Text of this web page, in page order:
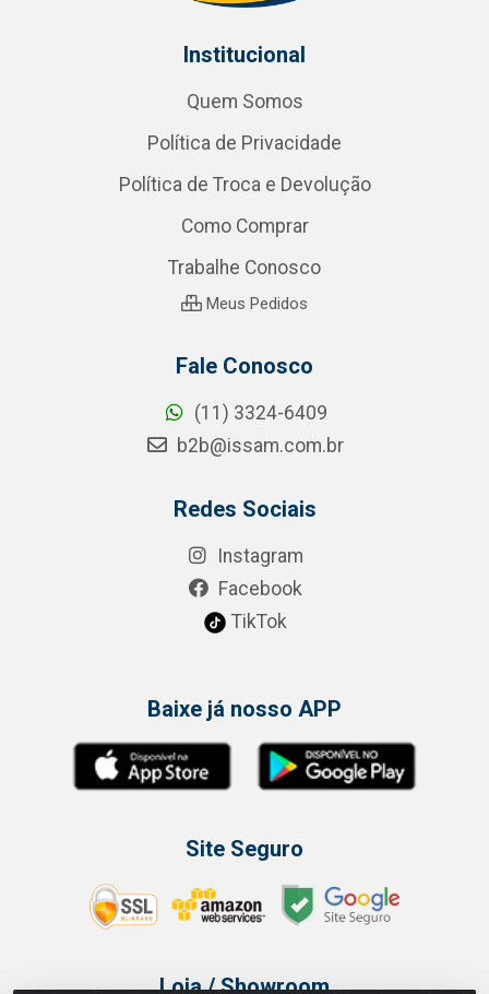
Institucional
Quem Somos
Política de Privacidade
Política de Troca e Devolução
Como Comprar
Trabalhe Conosco
Meus Pedidos
Fale Conosco
(11) 3324-6409
b2b@issam.com.br
Redes Sociais
Instagram
Facebook
TikTok
Baixe já nosso APP
Site Seguro
Loja / Showroom